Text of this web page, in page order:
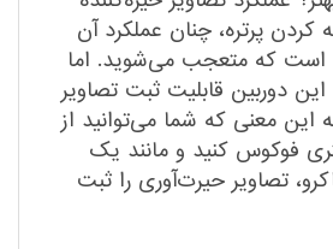
کردن پرتره، چنان عملکرد آن
است که متعجب می‌شوید. اما
دوربین قابلیت ثبت تصاویر
این معنی که شما می‌توانید از
فوکوس کنید و مانند یک
تصاویر حیرت‌آوری را ثبت